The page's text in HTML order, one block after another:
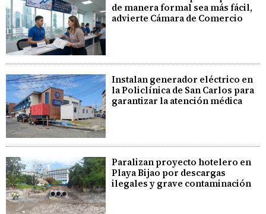
de manera formal sea más fácil,
advierte Cámara de Comercio
Instalan generador eléctrico en
la Policlínica de San Carlos para
garantizar la atención médica
Paralizan proyecto hotelero en
Playa Bijao por descargas
ilegales y grave contaminación